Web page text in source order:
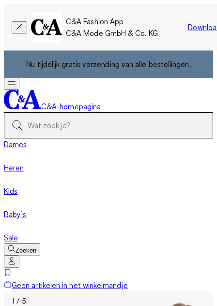
C&A Fashion App
C&A Mode GmbH & Co. KG
Nu tijdelijk gratis verzending van alle bestellingen.
C&A-homepagina
Dames
Heren
Kids
Baby’s
Sale
Zoeken
Geen artikelen in het winkelmandje
1 / 5